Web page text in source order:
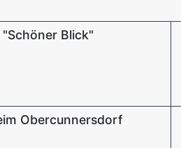
"Schöner Blick"
Obercunnersdorf